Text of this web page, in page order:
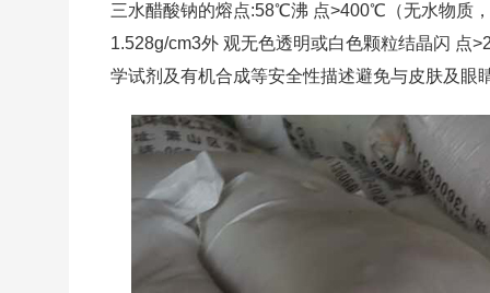
三水醋酸钠的熔点:58℃沸 点>400℃（无水物质
1.528g/cm3外 观无色透明或白色颗粒结晶闪 点
学试剂及有机合成等安全性描述避免与皮肤及眼